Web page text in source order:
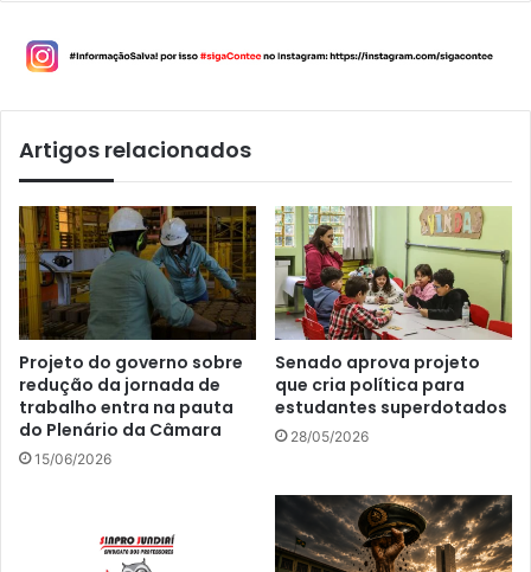
Artigos relacionados
Projeto do governo sobre
redução da jornada de
trabalho entra na pauta
do Plenário da Câmara
15/06/2026
Senado aprova projeto
que cria política para
estudantes superdotados
28/05/2026